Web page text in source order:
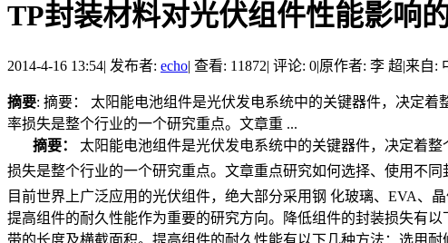
TP封装材料对光伏组件性能影响
2014-4-16 13:54| 发布者: echo| 查看: 11872| 评论: 0|原作者: 李 超|来自:
摘要: 摘要： 太阳能电池组件是光伏发电系统中的关键器件，决定
率损失是整个行业的一个研究重点。文章重 ...
摘要：
太阳能电池组件是光伏发电系统中的关键器件，决定着
损失是整个行业的一个研究重点。文章重点研究如何选择、使用不
目前世界上广泛应用的光伏组件，绝大部分采用钢 化玻璃、EVA、
提高组件的耐久性能作为重要的研究方向。降低组件的封装损失有
带的长度及横截面积。提高组件的耐久性能有以下几种方法：选用